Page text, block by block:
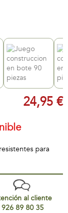
24,95 €
para
al cliente
926 89 80 35